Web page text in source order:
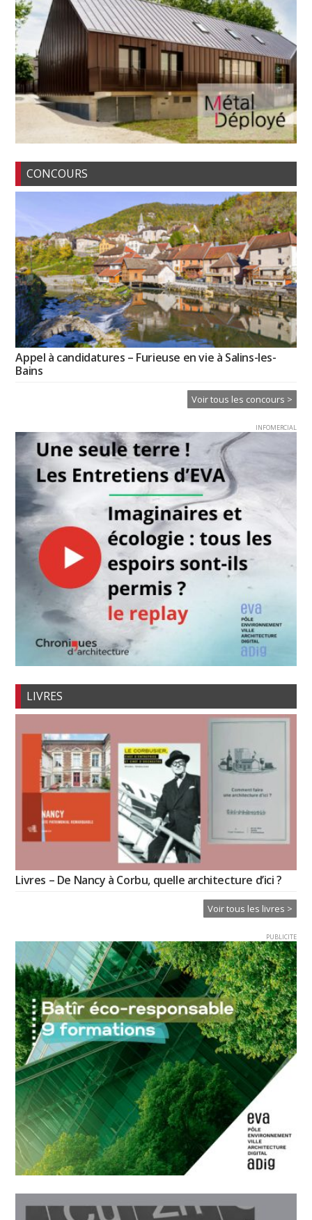
CONCOURS
Appel à candidatures – Furieuse en vie à Salins-les-
Bains
Voir tous les concours >
INFOMERCIAL
LIVRES
Livres – De Nancy à Corbu, quelle architecture d’ici ?
Voir tous les livres >
PUBLICITE